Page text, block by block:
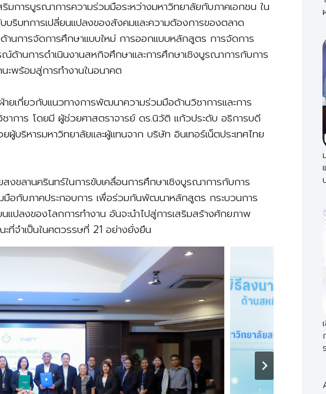
การบูรณาการความร่วมมือระหว่างมหาวิทยาลัยกับภาคเอกชน ใน
บทการเปลี่ยนแปลงของสังคมและความต้องการของตลาด
านการจัดการศึกษาแบบใหม่ การออกแบบหลักสูตร การจัดการ
ด้านการดำเนินงานสหกิจศึกษาและการศึกษาเชิงบูรณาการกับการ
พร้อมสู่การทำงานในอนาคต
ยเกี่ยวกับแนวทางการพัฒนาความร่วมมือด้านวิชาการและการ
าการ โดยมี ผู้ช่วยศาสตราจารย์ ดร.นิวัติ แก้วประดับ อธิการบดี
บริหารมหาวิทยาลัยและผู้แทนจาก บริษัท อินเทอร์เน็ตประเทศไทย
ขลานครินทร์ในการขับเคลื่อนการศึกษาเชิงบูรณาการกับการ
มือกับภาคประกอบการ เพื่อร่วมกันพัฒนาหลักสูตร กระบวนการ
ปลงของโลกการทำงาน อันจะนำไปสู่การเสริมสร้างศักยภาพ
จำเป็นในศตวรรษที่ 21 อย่างยั่งยืน